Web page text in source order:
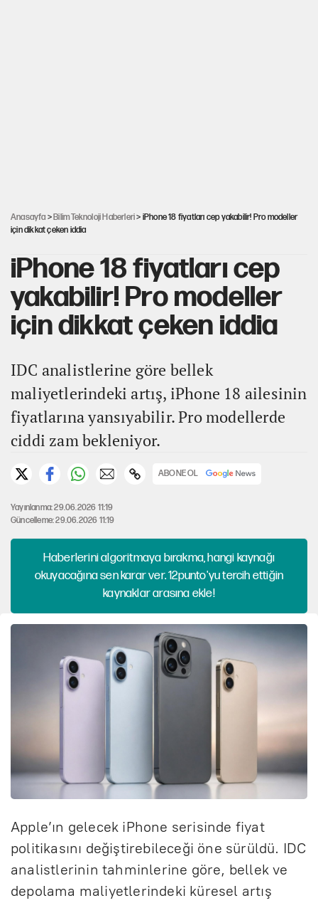
Anasayfa >Bilim Teknoloji Haberleri> iPhone 18 fiyatları cep yakabilir! Pro modeller
için dikkat çeken iddia
iPhone 18 fiyatları cep
yakabilir! Pro modeller
için dikkat çeken iddia
IDC analistlerine göre bellek
maliyetlerindeki artış, iPhone 18 ailesinin
fiyatlarına yansıyabilir. Pro modellerde
ciddi zam bekleniyor.
ABONE OL
Yayınlanma: 29.06.2026 11:19
Güncelleme: 29.06.2026 11:19
Haberlerini algoritmaya bırakma, hangi kaynağı
okuyacağına sen karar ver. 12punto'yu tercih ettiğin
kaynaklar arasına ekle!
Apple’ın gelecek iPhone serisinde fiyat
politikasını değiştirebileceği öne sürüldü. IDC
analistlerinin tahminlerine göre, bellek ve
depolama maliyetlerindeki küresel artış